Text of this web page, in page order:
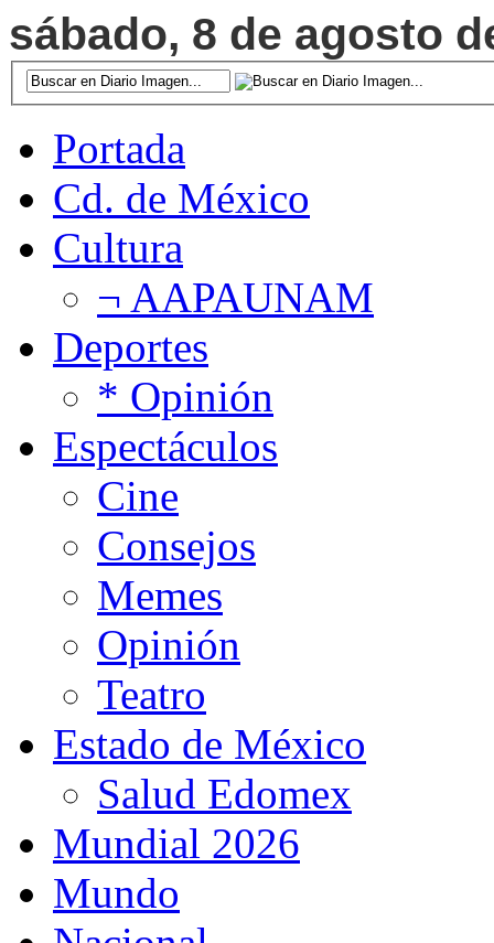
sábado, 8 de agosto
Portada
Cd. de México
Cultura
¬ AAPAUNAM
Deportes
* Opinión
Espectáculos
Cine
Consejos
Memes
Opinión
Teatro
Estado de México
Salud Edomex
Mundial 2026
Mundo